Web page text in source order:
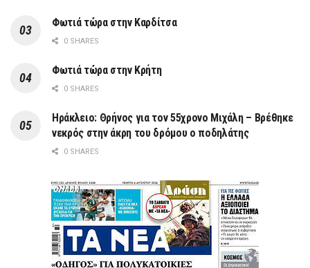
Φωτιά τώρα στην Καρδίτσα
0 SHARES
Φωτιά τώρα στην Κρήτη
0 SHARES
Ηράκλειο: Θρήνος για τον 55χρονο Μιχάλη – Βρέθηκε
νεκρός στην άκρη του δρόμου ο ποδηλάτης
0 SHARES